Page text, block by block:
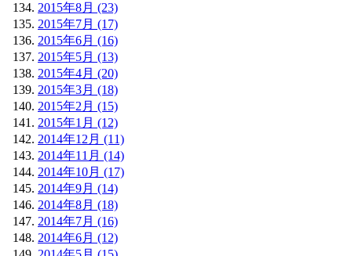
2015年8月 (23)
2015年7月 (17)
2015年6月 (16)
2015年5月 (13)
2015年4月 (20)
2015年3月 (18)
2015年2月 (15)
2015年1月 (12)
2014年12月 (11)
2014年11月 (14)
2014年10月 (17)
2014年9月 (14)
2014年8月 (18)
2014年7月 (16)
2014年6月 (12)